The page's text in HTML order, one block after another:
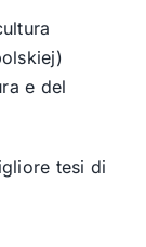
e del
tesi di